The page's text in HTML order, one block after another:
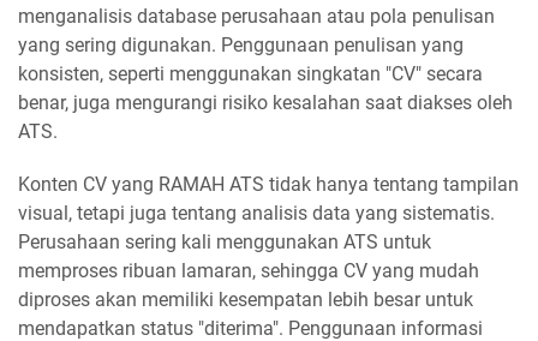
menganalisis database perusahaan atau pola penulisan
yang sering digunakan. Penggunaan penulisan yang
konsisten, seperti menggunakan singkatan "CV" secara
benar, juga mengurangi risiko kesalahan saat diakses oleh
ATS.
Konten CV yang RAMAH ATS tidak hanya tentang tampilan
visual, tetapi juga tentang analisis data yang sistematis.
Perusahaan sering kali menggunakan ATS untuk
memproses ribuan lamaran, sehingga CV yang mudah
diproses akan memiliki kesempatan lebih besar untuk
mendapatkan status "diterima". Penggunaan informasi